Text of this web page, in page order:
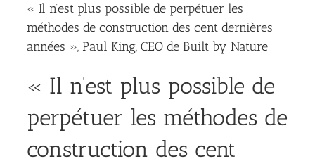
« Il n’est plus possible de perpétuer les
méthodes de construction des cent dernières
années », Paul King, CEO de Built by Nature
« Il n’est plus possible de
perpétuer les méthodes de
construction des cent